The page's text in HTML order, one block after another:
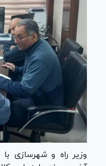
وزیر راه و شهرسازی